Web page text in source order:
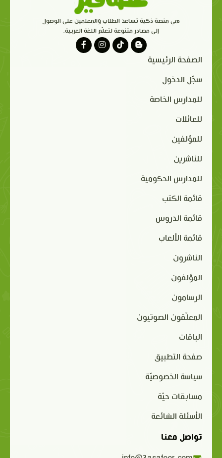
هي منصة ذكية تساعد الطلاب والمعلمين على الوصول
إلى مصادر متنوعة لتعلّم اللغة العربية.
الصفحة الرئيسية
سجّل الدخول
للمدارس الخاصة
للعائلات
للمؤلفين
للناشرين
للمدارس الحكومية
قائمة الكتب
قائمة الدروس
قائمة الألعاب
الناشرون
المؤلفون
الرسامون
المعلّقون الصوتيون
الباقات
صفحة التطبيق
سياسة الخصوصيّة
مسابقات حيّة
الأسئلة الشائعة
تواصل معنا